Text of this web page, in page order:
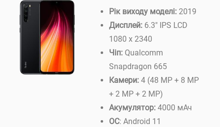
Рік виходу моделі: 2019
Дисплей: 6.3″ IPS LCD
1080 x 2340
Чіп: Qualcomm
Snapdragon 665
Камери: 4 (48 MP + 8 MP
+ 2 MP + 2 MP)
Акумулятор: 4000 мАч
ОС: Android 11